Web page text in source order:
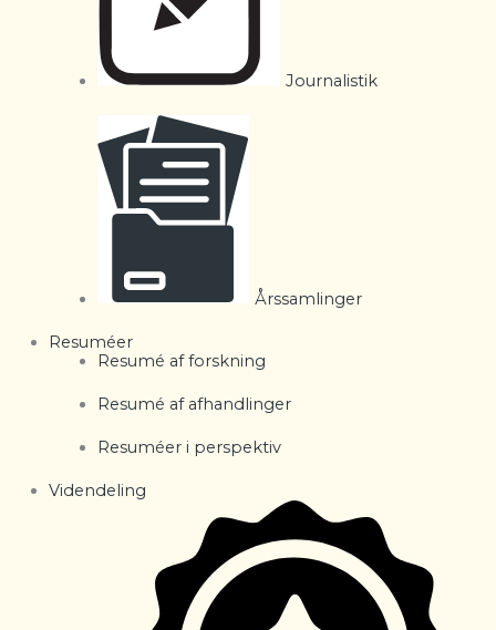
Journalistik
Årssamlinger
Resuméer
Resumé af forskning
Resumé af afhandlinger
Resuméer i perspektiv
Videndeling